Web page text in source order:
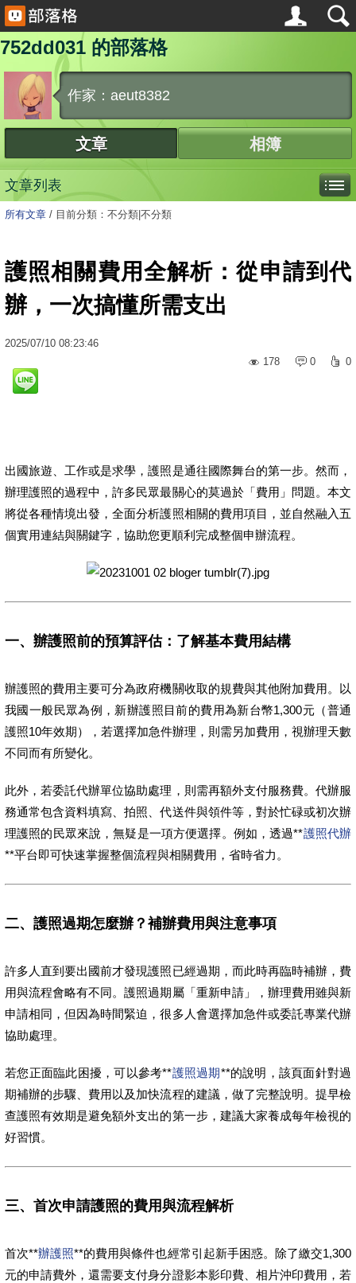
752dd031 的部落格
作家：aeut8382
文章 相簿
文章列表
所有文章 / 目前分類：不分類|不分類
護照相關費用全解析：從申請到代
辦，一次搞懂所需支出
2025/07/10 08:23:46
178
0 0
出國旅遊、工作或是求學，護照是通往國際舞台的第一步。然而，
辦理護照的過程中，許多民眾最關心的莫過於「費用」問題。本文
將從各種情境出發，全面分析護照相關的費用項目，並自然融入五
個實用連結與關鍵字，協助您更順利完成整個申辦流程。
一、辦護照前的預算評估：了解基本費用結構
辦護照的費用主要可分為政府機關收取的規費與其他附加費用。以
我國一般民眾為例，新辦護照目前的費用為新台幣1,300元（普通
護照10年效期），若選擇加急件辦理，則需另加費用，視辦理天數
不同而有所變化。
此外，若委託代辦單位協助處理，則需再額外支付服務費。代辦服
務通常包含資料填寫、拍照、代送件與領件等，對於忙碌或初次辦
理護照的民眾來說，無疑是一項方便選擇。例如，透過**護照代辦
**平台即可快速掌握整個流程與相關費用，省時省力。
二、護照過期怎麼辦？補辦費用與注意事項
許多人直到要出國前才發現護照已經過期，而此時再臨時補辦，費
用與流程會略有不同。護照過期屬「重新申請」，辦理費用雖與新
申請相同，但因為時間緊迫，很多人會選擇加急件或委託專業代辦
協助處理。
若您正面臨此困擾，可以參考**護照過期**的說明，該頁面針對過
期補辦的步驟、費用以及加快流程的建議，做了完整說明。提早檢
查護照有效期是避免額外支出的第一步，建議大家養成每年檢視的
好習慣。
三、首次申請護照的費用與流程解析
首次**辦護照**的費用與條件也經常引起新手困惑。除了繳交1,300
元的申請費外，還需要支付身分證影本影印費、相片沖印費用，若